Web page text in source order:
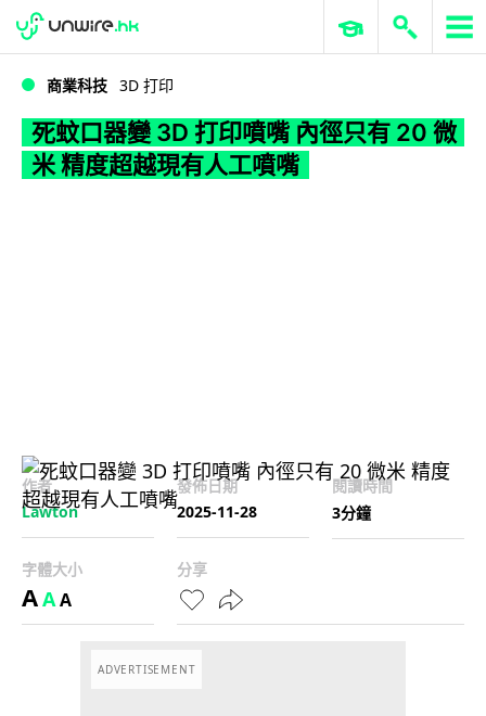
WWDC 2026 ERP 與商業 AI
商業科技 3D 打印
死蚊口器變 3D 打印噴嘴 內徑只有 20 微
米 精度超越現有人工噴嘴
作者
Lawton
發佈日期
2025-11-28
閱讀時間
3分鐘
字體大小
AAA
分享
ADVERTISEMENT